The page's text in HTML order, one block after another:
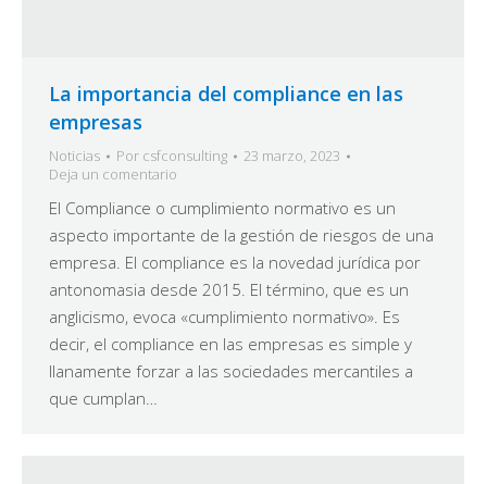
La importancia del compliance en las
empresas
Noticias Por csfconsulting
23 marzo, 2023
Deja un comentario
El Compliance o cumplimiento normativo es un
aspecto importante de la gestión de riesgos de una
empresa. El compliance es la novedad jurídica por
antonomasia desde 2015. El término, que es un
anglicismo, evoca «cumplimiento normativo». Es
decir, el compliance en las empresas es simple y
llanamente forzar a las sociedades mercantiles a
que cumplan…